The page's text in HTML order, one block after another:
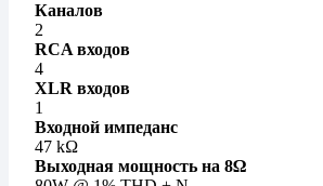
Каналов
2
RCA входов
4
XLR входов
1
Входной импеданс
47 kΩ
Выходная мощность на 8Ω